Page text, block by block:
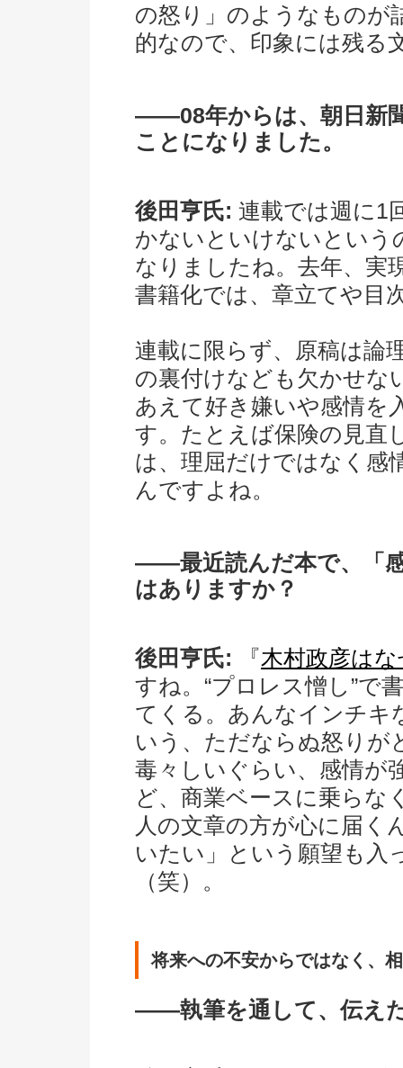
の怒り」のようなものが
的なので、印象には残る
――08年からは、朝日新
ことになりました。
後田亨氏: 連載では週に1
かないといけないという
なりましたね。去年、実
書籍化では、章立てや目
連載に限らず、原稿は論
の裏付けなども欠かせな
あえて好き嫌いや感情を
す。たとえば保険の見直
は、理屈だけではなく感
んですよね。
――最近読んだ本で、「
はありますか？
後田亨氏: 『木村政彦は
すね。“プロレス憎し”で
てくる。あんなインチキ
いう、ただならぬ怒りが
毒々しいぐらい、感情が
ど、商業ベースに乗らな
人の文章の方が心に届く
いたい」という願望も入
（笑）。
将来への不安からではなく、
――執筆を通して、伝え